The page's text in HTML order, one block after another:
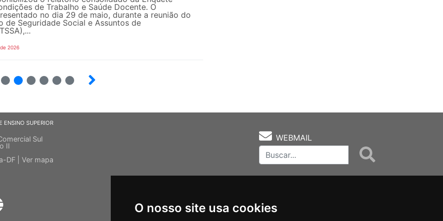
O nosso site usa cookies
de Trabalho e Saúde Docente. O
no dia 29 de maio, durante a reunião do
de Seguridade Social e Assuntos de
2026
ENSINO SUPERIOR
Sul
II
DF | Ver mapa
WEBMAIL